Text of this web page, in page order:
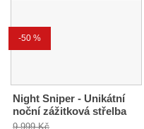
-50 %
Night Sniper - Unikátní
noční zážitková střelba
9 999 Kč